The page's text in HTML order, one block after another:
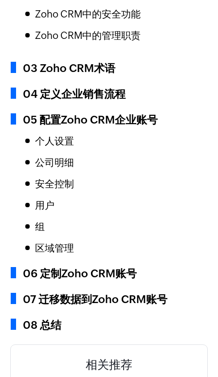
Zoho CRM中的安全功能
Zoho CRM中的管理职责
03 Zoho CRM术语
04 定义企业销售流程
05 配置Zoho CRM企业账号
个人设置
公司明细
安全控制
用户
组
区域管理
06 定制Zoho CRM账号
07 迁移数据到Zoho CRM账号
08 总结
相关推荐